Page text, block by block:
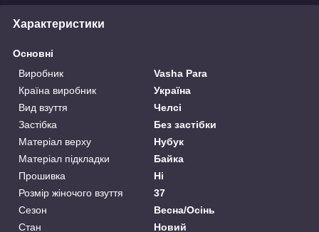
Характеристики
Основні
Виробник
Vasha Para
Країна виробник
Україна
Вид взуття
Челсі
Застібка
Без застібки
Матеріал верху
Нубук
Матеріал підкладки
Байка
Прошивка
Ні
Розмір жіночого взуття
37
Сезон
Весна/Осінь
Стан
Новий